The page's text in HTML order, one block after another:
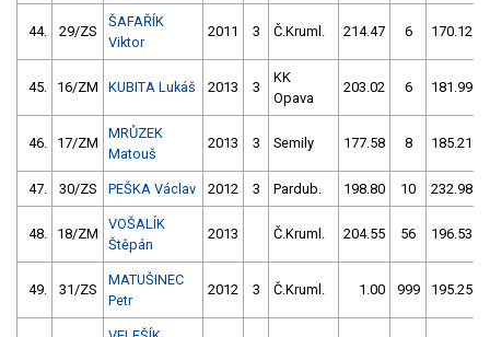
44. 29/ZS
ŠAFAŘÍK
Viktor
2011 3 Č.Kruml. 214.47 6 170.12
45. 16/ZM KUBITA Lukáš 2013 3
KK
Opava
203.02 6 181.99
46. 17/ZM
MRŮZEK
Matouš
2013 3 Semily 177.58 8 185.21
47. 30/ZS PEŠKA Václav 2012 3 Pardub. 198.80 10 232.98
48. 18/ZM
VOŠALÍK
Štěpán
2013 Č.Kruml. 204.55 56 196.53
49. 31/ZS
MATUŠINEC
Petr
2012 3 Č.Kruml. 1.00 999 195.25